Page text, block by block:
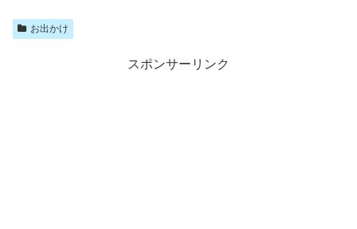
お出かけ
スポンサーリンク